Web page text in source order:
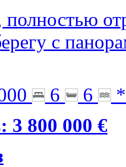
с
6 6
*
3 800 000 €